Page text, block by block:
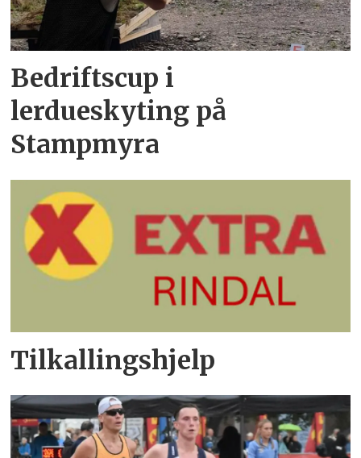
Bedriftscup i
lerdueskyting på
Stampmyra
Tilkallingshjelp